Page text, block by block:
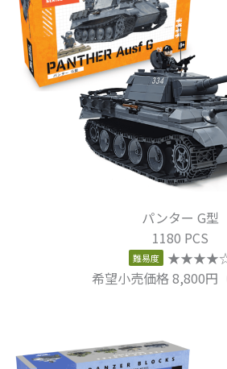
パンター G型
1180 PCS
難易度
希望小売価格 8,800円